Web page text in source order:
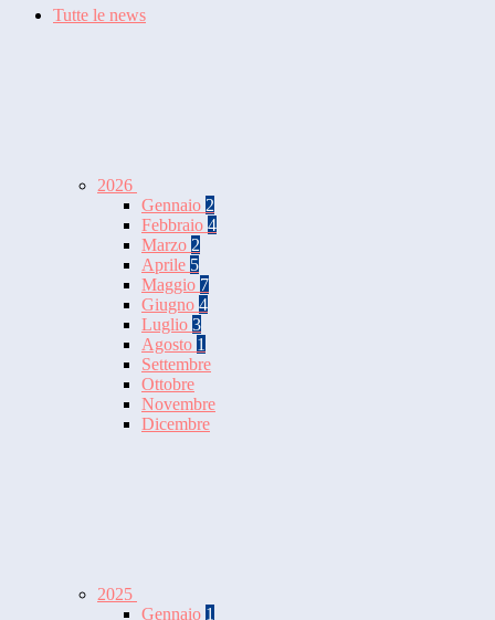
Tutte le news
2026
Gennaio 2
Febbraio 4
Marzo 2
Aprile 5
Maggio 7
Giugno 4
Luglio 3
Agosto 1
Settembre
Ottobre
Novembre
Dicembre
2025
Gennaio 1